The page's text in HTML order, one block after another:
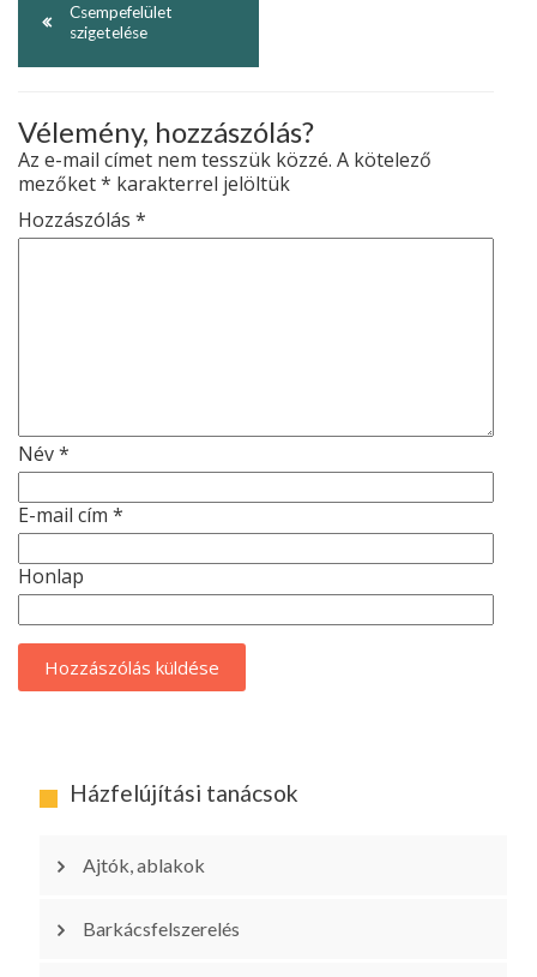
Csempefelület
szigetelése
Vélemény, hozzászólás?
Az e-mail címet nem tesszük közzé. A kötelező
mezőket* karakterrel jelöltük
Hozzászólás *
Név*
E-mail cím *
Honlap
Házfelújítási tanácsok
Ajtók, ablakok
Barkácsfelszerelés